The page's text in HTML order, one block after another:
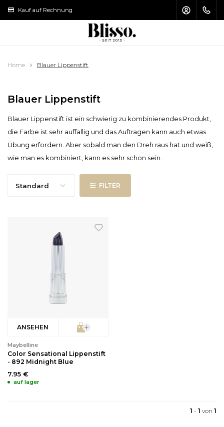
Gesicht
Lippen
Gesichtspflege
Augencreme
Lippenpflege
Haarentfernung
Haarpflege
Shampoo
Conditioner
Haarmaske
Make-up Pinsel
Gesicht
Lippen
Make-up Pinsel Reinigung
Make-up Pinsel Aufbewahrung
Kulturbeutel
Bleistiftspitzer
Nagelfeile
Scheren & Blinkertjes
Wimpernzange
Sonnenpflege
Sonnenschutz
Aftersun
Selbstbräuner
Kauf auf Rechnung Lieferung in
Home Blauer Lippenstift
Blauer Lippenstift
Blauer Lippenstift ist ein schwierig zu kombinierendes Produkt,
die Farbe ist sehr auffällig und das Auftragen kann auch etwas
Übung erfordern. Aber sobald man den Dreh raus hat und weiß,
wie man es kombiniert, kann es sehr schön sein.
Standard FILTER
ANSEHEN
Maybelline
Color Sensational Lippenstift
- 892 Midnight Blue
7.95 €
auf lager
1 - 1 von 1